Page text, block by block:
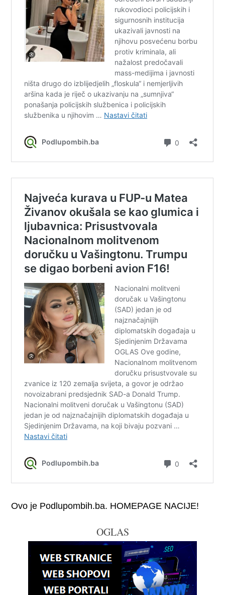
Ovo je Podlupombih.ba. HOMEPAGE NACIJE!
OGLAS